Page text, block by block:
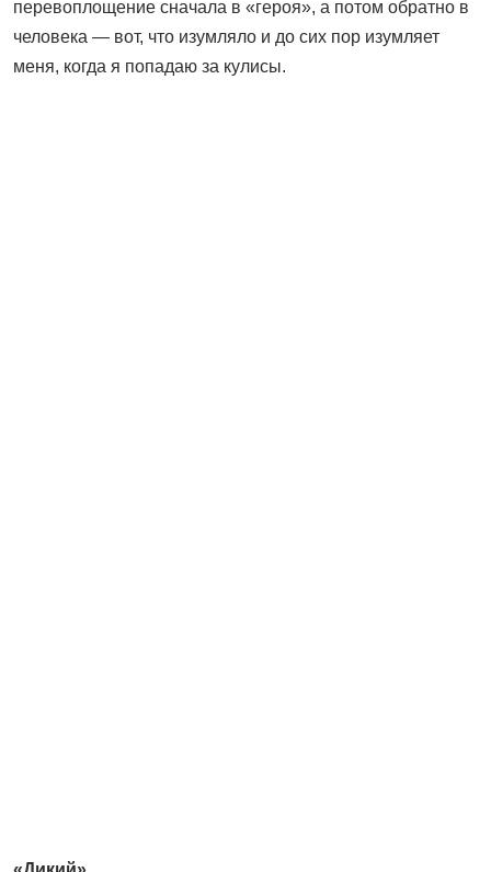
перевоплощение сначала в «героя», а потом обратно в
человека — вот, что изумляло и до сих пор изумляет
меня, ко­гда я попадаю за кулисы.